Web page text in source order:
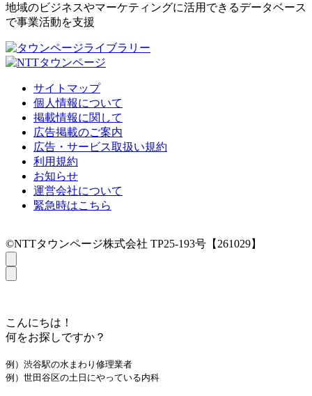
地域のビジネスやマーケティングに活用できるデータベース
で事業活動を支援
サイトマップ
個人情報について
掲載情報に関して
広告掲載のご案内
広告・サービス取扱い規約
利用規約
お知らせ
運営会社について
緊急時はこちら
©NTTタウンページ株式会社 TP25-193号【261029】
こんにちは！
何をお探しですか？
例）渋谷駅の水まわり修理業者
例）世田谷区の土日にやっている内科